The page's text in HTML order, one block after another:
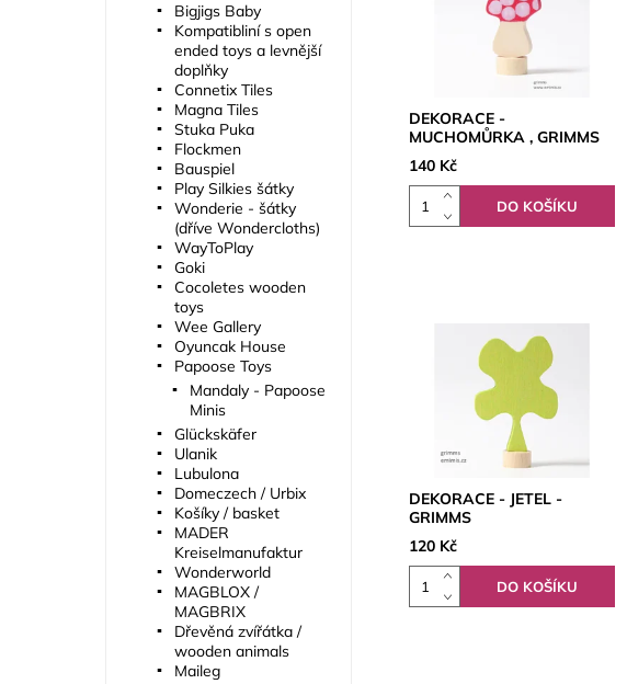
DEKORACE -
MUCHOMŮRKA , GRIMMS
140 Kč
DEKORACE - JETEL -
GRIMMS
120 Kč
Bigjigs Baby
Kompatibliní s open
ended toys a levnější
doplňky
Connetix Tiles
Magna Tiles
Stuka Puka
Flockmen
Bauspiel
Play Silkies šátky
Wonderie - šátky
(dříve Wondercloths)
WayToPlay
Goki
Cocoletes wooden
toys
Wee Gallery
Oyuncak House
Papoose Toys
Mandaly - Papoose
Minis
Glückskäfer
Ulanik
Lubulona
Domeczech / Urbix
Košíky / basket
MADER
Kreiselmanufaktur
Wonderworld
MAGBLOX /
MAGBRIX
Dřevěná zvířátka /
wooden animals
Maileg